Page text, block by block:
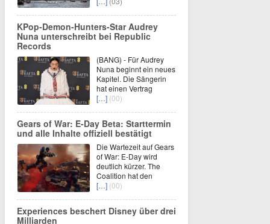
KPop-Demon-Hunters-Star Audrey
Nuna unterschreibt bei Republic
Records
(BANG) - Für Audrey
Nuna beginnt ein neues
Kapitel. Die Sängerin
hat einen Vertrag
[…] (00)
Gears of War: E-Day Beta: Starttermin
und alle Inhalte offiziell bestätigt
Die Wartezeit auf Gears
of War: E-Day wird
deutlich kürzer. The
Coalition hat den
[…] (00)
Experiences beschert Disney über drei
Milliarden